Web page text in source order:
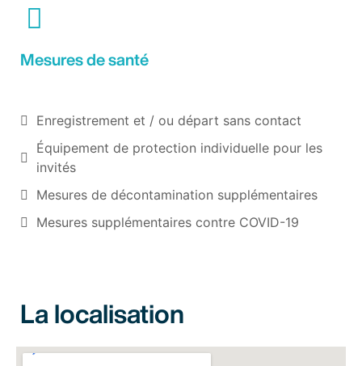
Mesures de santé
Enregistrement et / ou départ sans contact
Équipement de protection individuelle pour les
invités
Mesures de décontamination supplémentaires
Mesures supplémentaires contre COVID-19
La localisation